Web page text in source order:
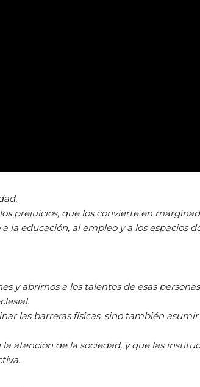
prejuicios, que los convierte en
la educación, al empleo y a los espacios
y abrirnos a los talentos de esas
las barreras físicas, sino también
atención de la sociedad, y que las